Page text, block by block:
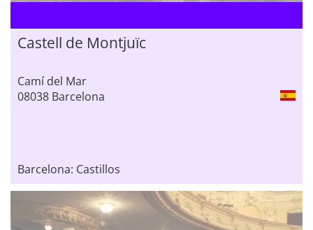
Castell de Montjuïc
Camí del Mar
08038 Barcelona
Barcelona: Castillos